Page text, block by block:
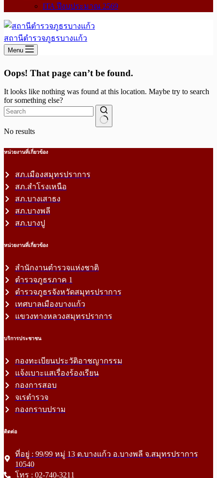
ITA ปีงบประมาณ 2569
สถานีตำรวจภูธรบางแก้ว
Menu
Oops! That page can’t be found.
It looks like nothing was found at this location. Maybe try to search
for something else?
No results
หน่วยงานที่เกี่ยวข้อง
สภ.เมืองสมุทรปราการ
สภ.สำโรงเหนือ
สภ.บางเสาธง
สภ.บางพลี
สภ.บางปู
หน่วยงานที่เกี่ยวข้อง
สำนักงานตำรวจแห่งชาติ
ตำรวจภูธรภาค 1
ตำรวจภูธรจังหวัดสมุทรปราการ
เทศบาลเมืองบางแก้ว
แขวงทางหลวงสมุทรปราการ
บริการประชาชน
กองทะเบียนประวัติอาชญากรรม
แจ้งเบาะแสเรื่องร้องเรียน
กองการสอบ
จเรตำรวจ
กองกราบปราม
ติดต่อ
ที่อยู่ : 99/99 หมู่ 13 ต.บางแก้ว อ.บางพลี จ.สมุทรปราการ
10540
โทร : 02-740-3211